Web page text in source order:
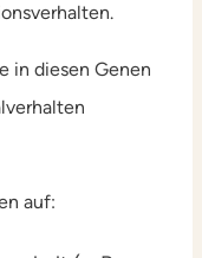
in diesen Genen
auf: